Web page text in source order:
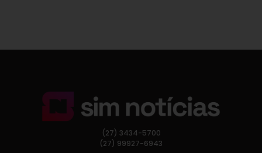
(27) 3434-5700
(27) 99927-6943